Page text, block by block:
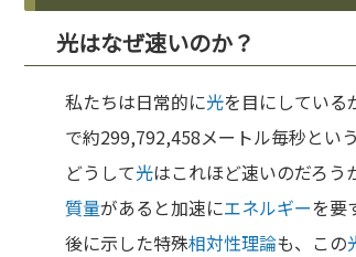
光はなぜ速いのか？
私たちは日常的に光を目にしている
で約299,792,458メートル毎秒とい
どうして光はこれほど速いのだろう
質量があると加速にエネルギーを要
後に示した特殊相対性理論も、この